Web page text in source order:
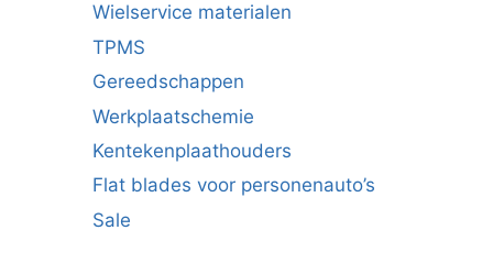
Wielservice materialen
TPMS
Gereedschappen
Werkplaatschemie
Kentekenplaathouders
Flat blades voor personenauto’s
Sale